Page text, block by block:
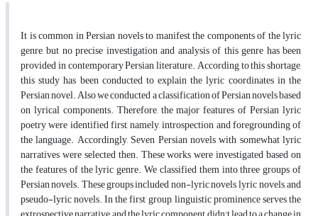
It is common in Persian novels to manifest the components of the lyric
genre, but no precise investigation and analysis of this genre has been
provided in contemporary Persian literature. According to this shortage,
this study has been conducted to explain the lyric coordinates in the
Persian novel. Also we conducted a classification of Persian novels based
on lyrical components. Therefore, the major features of Persian lyric
poetry were identified first, namely, introspection and foregrounding of
the language. Accordingly, Seven Persian novels with somewhat lyric
narratives were selected then. These works were investigated based on
the features of the lyric genre. We classified them into three groups of
Persian novels. These groups included non-lyric novels, lyric novels, and
pseudo-lyric novels. In the first group, linguistic prominence serves the